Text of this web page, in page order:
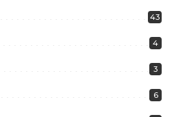
43
4
3
6